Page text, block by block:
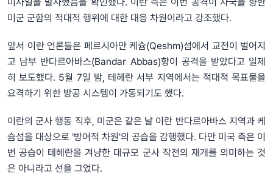
미군 군함의 적대적 행위에 대한 대응 차원이라고 강조했다.
앞서 이란 언론들은 페르시아만 케슘(Qeshm)섬에서 교전이 벌어지
고 남부 반다르아바스(Bandar Abbas)항이 공격을 받았다고 일제
히 보도했다. 5월 7일 밤, 테헤란 서부 지역에서는 적대적 목표물을
요격하기 위한 방공 시스템이 가동되기도 했다.
이란의 군사 행동 직후, 미군은 같은 날 이란 반다르아바스 지역과 케
슘섬을 대상으로 '방어적 차원'의 공습을 감행했다. 다만 미국 측은 이
번 공습이 테헤란을 겨냥한 대규모 군사 작전의 재개를 의미하는 것
은 아니라고 선을 그었다.